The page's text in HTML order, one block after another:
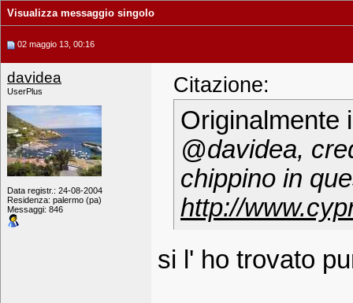
Visualizza messaggio singolo
02 maggio 13, 00:16
davidea
UserPlus
Data registr.: 24-08-2004
Residenza: palermo (pa)
Messaggi: 846
Citazione:
Originalmente
@davidea,
chippino in
http://
si l' ho trovato